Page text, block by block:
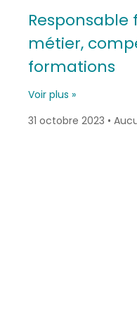
métier,
formations
Voir plus »
31 octobre 2023